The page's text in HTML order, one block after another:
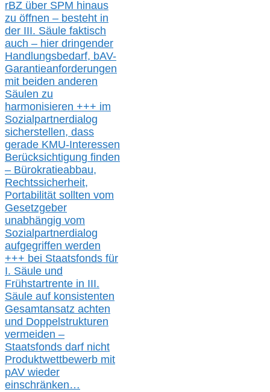
rBZ über SPM hinaus
zu öffnen – besteht in
der III. Säule faktisch
auch – hier dringender
Handlungsbedarf, bAV-
Garantieanforderungen
mit beiden anderen
Säulen zu
harmonisieren +++ im
Sozialpartnerdialog
sicherstellen, dass
gerade KMU-Interessen
Berücksichtigung finden
– Bürokratieabbau,
Rechtssicherheit,
Portabilität sollten vom
Gesetzgeber
unabhängig vom
Sozialpartnerdialog
aufgegriffen werden
+++ bei Staatsfonds für
I. Säule und
Frühstartrente in III.
Säule auf konsistenten
Gesamtansatz achten
und Doppelstrukturen
vermeiden –
Staatsfonds darf nicht
Produktwettbewerb mit
pAV wieder
einschränken…